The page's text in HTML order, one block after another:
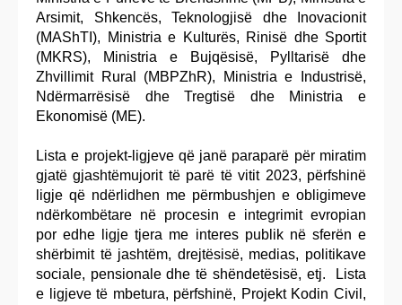
Arsimit, Shkencës, Teknologjisë dhe Inovacionit
(MAShTI), Ministria e Kulturës, Rinisë dhe Sportit
(MKRS), Ministria e Bujqësisë, Pylltarisë dhe
Zhvillimit Rural (MBPZhR), Ministria e Industrisë,
Ndërmarrësisë dhe Tregtisë dhe Ministria e
Ekonomisë (ME).
Lista e projekt-ligjeve që janë paraparë për miratim
gjatë gjashtëmujorit të parë të vitit 2023, përfshinë
ligje që ndërlidhen me përmbushjen e obligimeve
ndërkombëtare në procesin e integrimit evropian
por edhe ligje tjera me interes publik në sferën e
shërbimit të jashtëm, drejtësisë, medias, politikave
sociale, pensionale dhe të shëndetësisë, etj. Lista
e ligjeve të mbetura, përfshinë, Projekt Kodin Civil,